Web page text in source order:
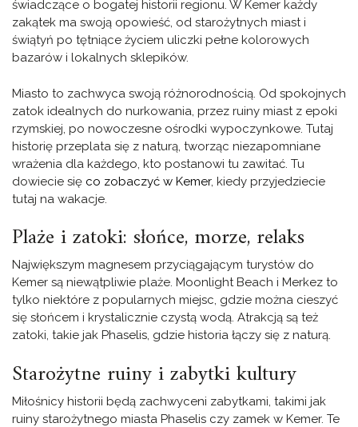
świadczące o bogatej historii regionu. W Kemer każdy
zakątek ma swoją opowieść, od starożytnych miast i
świątyń po tętniące życiem uliczki pełne kolorowych
bazarów i lokalnych sklepików.
Miasto to zachwyca swoją różnorodnością. Od spokojnych
zatok idealnych do nurkowania, przez ruiny miast z epoki
rzymskiej, po nowoczesne ośrodki wypoczynkowe. Tutaj
historię przeplata się z naturą, tworząc niezapomniane
wrażenia dla każdego, kto postanowi tu zawitać. Tu
dowiecie się co zobaczyć w Kemer, kiedy przyjedziecie
tutaj na wakacje.
Plaże i zatoki: słońce, morze, relaks
Największym magnesem przyciągającym turystów do
Kemer są niewątpliwie plaże. Moonlight Beach i Merkez to
tylko niektóre z popularnych miejsc, gdzie można cieszyć
się słońcem i krystalicznie czystą wodą. Atrakcją są też
zatoki, takie jak Phaselis, gdzie historia łączy się z naturą.
Starożytne ruiny i zabytki kultury
Miłośnicy historii będą zachwyceni zabytkami, takimi jak
ruiny starożytnego miasta Phaselis czy zamek w Kemer. Te